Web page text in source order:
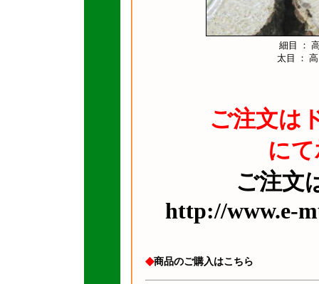
細目 ：
太目 ：
ご注文は
に
ご注文
http://www.e-
◆商品のご購入はこちら